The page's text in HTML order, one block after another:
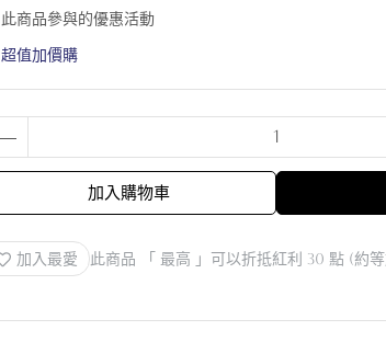
此商品參與的優惠活動
超值加價購
加入購物車
加入最愛 此商品 「 最高 」可以折抵紅利 30 點 (約